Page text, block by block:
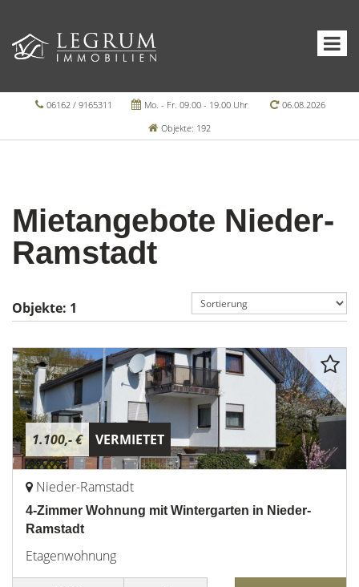
06162 / 9165311 Mo. - Fr. 09.00 - 19.00 Uhr
06.08.2026
Objekte: 192
Mietangebote Nieder-
Ramstadt
Objekte: 1
1.100,- € VERMIETET
Nieder-Ramstadt
4-Zimmer Wohnung mit Wintergarten in Nieder-
Ramstadt
Etagenwohnung